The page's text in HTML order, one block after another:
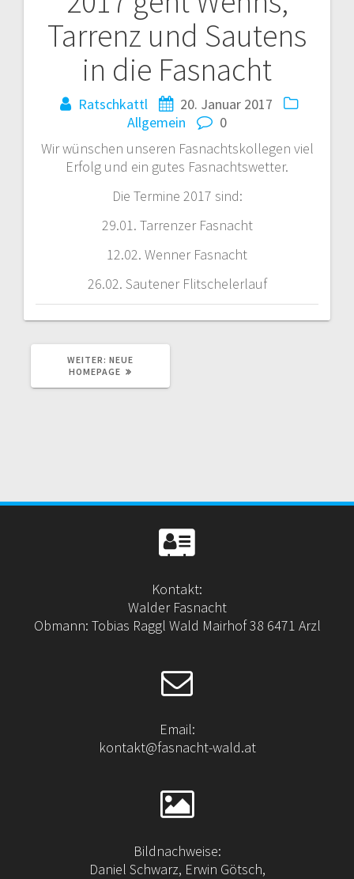
Tarrenz und Sautens
in die Fasnacht
Ratschkattl
20. Januar 2017
Allgemein
0
Wir wünschen unseren Fasnachtskollegen viel
Erfolg und ein gutes Fasnachtswetter.
Die Termine 2017 sind:
29.01. Tarrenzer Fasnacht
12.02. Wenner Fasnacht
26.02. Sautener Flitschelerlauf
Beitrags-
Navigation
WEITER: NÄCHSTER
BEITRAG:
NEUE
HOMEPAGE
Kontakt:
Walder Fasnacht
Obmann: Tobias Raggl Wald Mairhof 38 6471 Arzl
Email:
kontakt@fasnacht-wald.at
Bildnachweise:
Daniel Schwarz, Erwin Götsch,